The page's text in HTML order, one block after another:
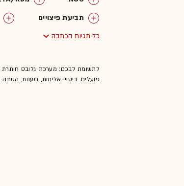
תביעת פיצויים
WhatsApp (וואטסאפ)
כל תגיות הכתבה
לתשומת לבכם: מערכת גלובס חותרת
פועלים. ביטויי אלימות, גזענות,